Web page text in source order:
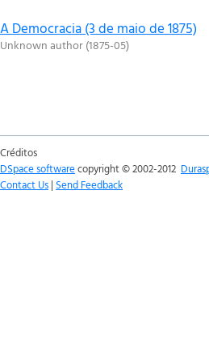
A Democracia (3 de maio de 1875)
Unknown author(1875-05)
Créditos
DSpace softwarecopyright © 2002-2012
Contact Us | Send Feedback